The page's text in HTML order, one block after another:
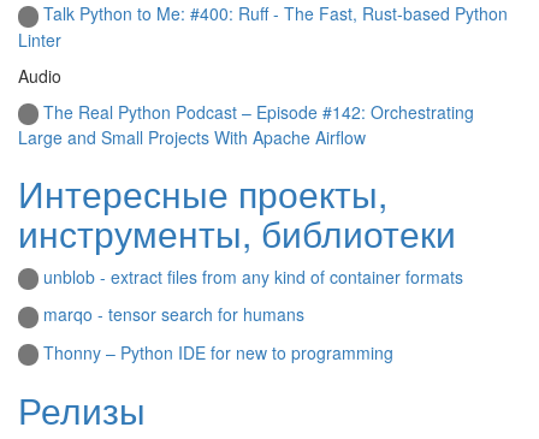
Talk Python to Me: #400: Ruff - The Fast, Rust-based Python
Linter
Audio
The Real Python Podcast – Episode #142: Orchestrating
Large and Small Projects With Apache Airflow
Интересные проекты,
инструменты, библиотеки
unblob - extract files from any kind of container formats
marqo - tensor search for humans
Thonny – Python IDE for new to programming
Релизы